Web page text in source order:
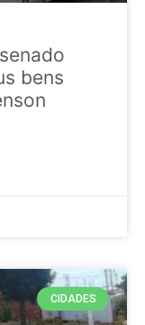
bens
CIDADES